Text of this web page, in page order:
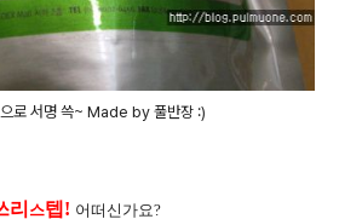
로 서명 쓱~ Made by 풀반장 :)
리 스텝! 어떠신가요?